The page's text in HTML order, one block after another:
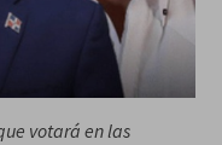
votará en las